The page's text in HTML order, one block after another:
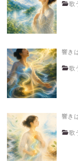
歌
響き
歌
響き
歌